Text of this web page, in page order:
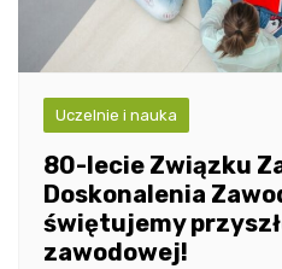
Uczelnie i nauka
80-lecie Związku
Doskonalenia
świętujemy
zawodowej!